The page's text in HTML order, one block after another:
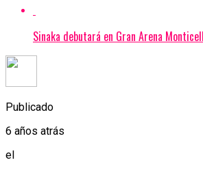
Sinaka debutará en Gran Arena
Publicado
6 años atrás
el